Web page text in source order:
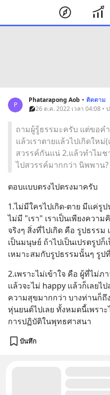
P
Phatarapong Aob • ติดตาม
26 ต.ค. 2022 เวลา 04:08 •
ถามผู้รู้ธรรมะครับ แต่ขอค
แล้วเราตายแล้วไปเกิดใหม่
สวรรค์กันแน่ 2.แล้วทำไม
ไปสวรรค์มากกว่า นิพพาน?
ตอบเเบบตรงไปตรงมาครับ
1.ไม่มีใครไปเกิด-ตาย มีเเค่รู
ไม่มี "เรา" เราเป็นเพียงควา
จริงๆ สิ่งที่ไปเกิด คือ รูปธรร
เป็นมนุษย์ ถ้าไปเป็นเปรตรูป
เหมาะสมกับรูปธรรมนั้นๆ รูป
2.เพราะไม่เข้าใจ คือ ผู้ที่ไม่
เเล้วจะไม่ happy เเล้วก็เลย
ความสุขมากกว่า บางท่านก็
หุ่นยนต์ไปเลย ทั้งหมดนี้เพราะ
การปฏิบัติในพุทธศาสนา
บันทึก